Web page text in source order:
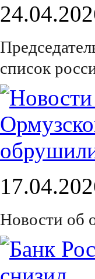
список
Новости об